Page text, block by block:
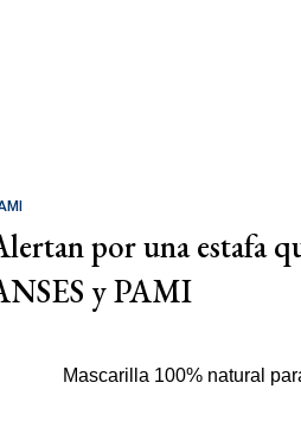
por una estafa
y PAMI